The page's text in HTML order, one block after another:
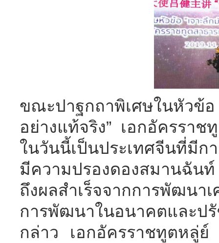
ขณะปาฐกถาพิเศษในหัวข้
อย่างแท้จริง” เอกอัครรา
ในวันนี้เป็นประเทศจีนที่มี
มีความปรองดองสมานฉันท์
ถึงผลสำเร็จจากการพัฒน
การพัฒนาในอนาคตและป
กล่าว เอกอัครราชทูตหลู่ย์